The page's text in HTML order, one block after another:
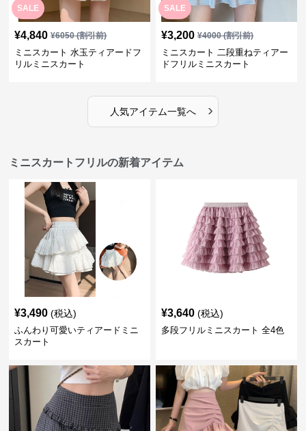
SALE
¥4,840 ¥6050(割引前)
ミニスカート 水玉ティアードフ
リルミニスカート
SALE
¥3,200 ¥4000(割引前)
ミニスカート 二段重ねティアー
ドフリルミニスカート
人気アイテム一覧へ ›
ミニスカートフリルの新着アイテム
¥3,490 (税込)
ふんわり可愛いティアードミニ
スカート
¥3,640 (税込)
多段フリルミニスカート 全4色